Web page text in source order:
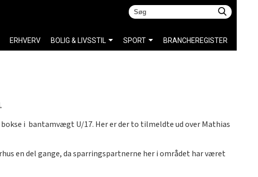
i bantamvægt U/17. Her er der to tilmeldte ud over Mathias
en del gange, da sparringspartnerne her i området har været
ERHVERV BOLIG & LIVSSTIL SPORT BRANCHEREGISTER